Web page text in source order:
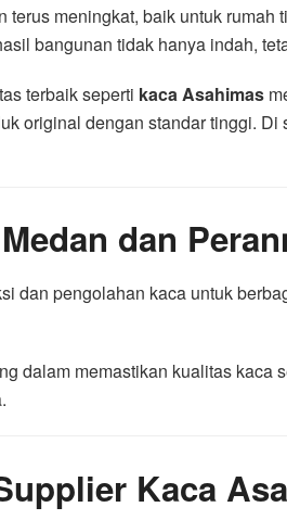
meningkat, baik untuk
bangunan tidak hanya indah,
terbaik seperti kaca Asahimas
original dengan standar tinggi. Di
dan
dan pengolahan kaca untuk
dalam memastikan kualitas
Kaca